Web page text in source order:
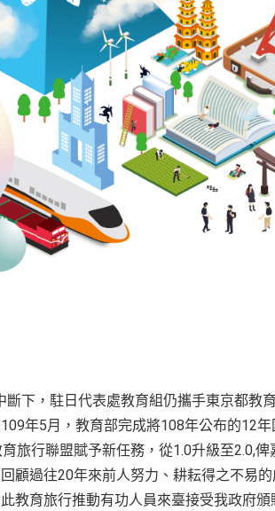
斷下，駐日代表處教育組仍攜手東京都教
年5月，教育部完成將108年公布的12
旅行聯盟賦予新任務，從1.0升級至2.0,
顧過往20年來前人努力、耕耘得之不易
教育旅行推動有功人員來臺接受我政府